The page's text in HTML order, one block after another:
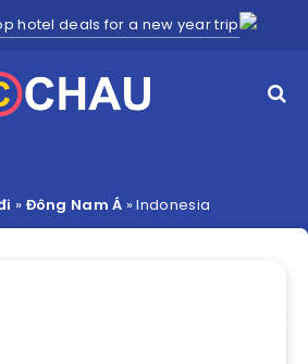
hotel deals for a new year trip
» Đông Nam Á »Indonesia